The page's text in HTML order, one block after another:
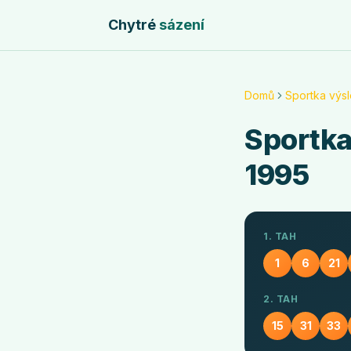
Chytrésázení
Domů Sportka
1995
1. TAH
1 6 21
2. TAH
15 31 33